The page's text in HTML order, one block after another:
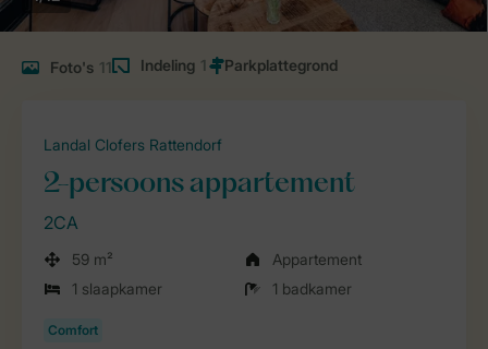
Foto's 11 Indeling 1
Landal Clofers Rattendorf
2-persoons appartement
2CA
59 m²
Appartement
1 slaapkamer
1 badkamer